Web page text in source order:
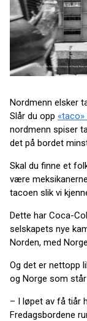
Nordmenn elsker
Slår du opp
nordmenn spiser
det på bordet
Skal du finne et
være
tacoen slik vi
Dette har Coca-
selskapets nye
Norden, med
Og det er nettopp
og Norge som
– I løpet av få tiår
Fredagsbordene